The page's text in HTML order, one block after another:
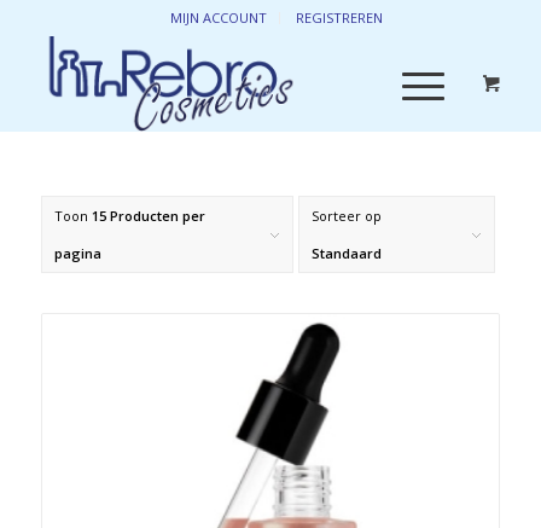
MIJN ACCOUNT REGISTREREN
Sorteer op
Standaard
Toon 15 Producten per
pagina